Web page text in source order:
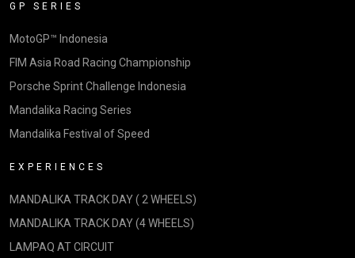
GP SERIES
MotoGP™ Indonesia
FIM Asia Road Racing Championship
Porsche Sprint Challenge Indonesia
Mandalika Racing Series
Mandalika Festival of Speed
EXPERIENCES
MANDALIKA TRACK DAY ( 2 WHEELS)
MANDALIKA TRACK DAY (4 WHEELS)
LAMPAQ AT CIRCUIT